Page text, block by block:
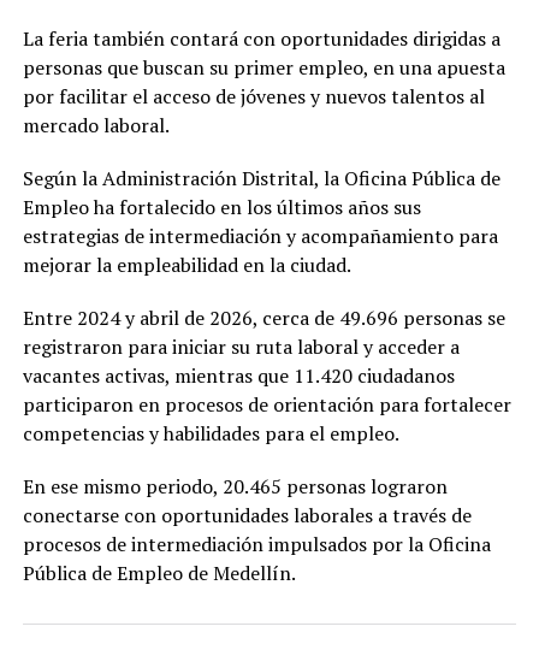
La feria también contará con oportunidades dirigidas a
personas que buscan su primer empleo, en una apuesta
por facilitar el acceso de jóvenes y nuevos talentos al
mercado laboral.
Según la Administración Distrital, la Oficina Pública de
Empleo ha fortalecido en los últimos años sus
estrategias de intermediación y acompañamiento para
mejorar la empleabilidad en la ciudad.
Entre 2024 y abril de 2026, cerca de 49.696 personas se
registraron para iniciar su ruta laboral y acceder a
vacantes activas, mientras que 11.420 ciudadanos
participaron en procesos de orientación para fortalecer
competencias y habilidades para el empleo.
En ese mismo periodo, 20.465 personas lograron
conectarse con oportunidades laborales a través de
procesos de intermediación impulsados por la Oficina
Pública de Empleo de Medellín.